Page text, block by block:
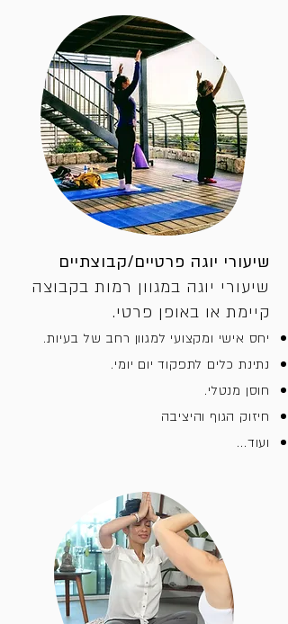
שיעורי יוגה פרטיים/קבוצתיים
שיעורי יוגה במגוון רמות בקבוצה
קיימת או באופן פרטי.
יחס אישי ומקצועי למגוון רחב של בעיות.
נתינת כלים לתפקוד יום יומי.
חוסן מנטלי.
חיזוק הגוף והיציבה
ועוד...